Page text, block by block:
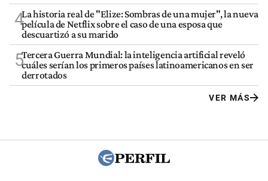
4La historia real de "Elize: Sombras de una mujer", la nueva
película de Netflix sobre el caso de una esposa que
descuartizó a su marido
5Tercera Guerra Mundial: la inteligencia artificial reveló
cuáles serían los primeros países latinoamericanos en ser
derrotados
VER MÁS